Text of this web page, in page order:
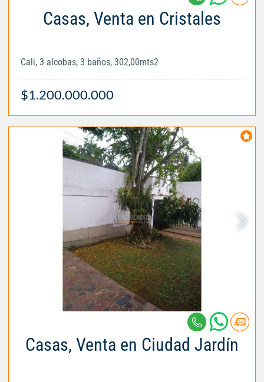
Casas, Venta en Cristales
Cali, 3 alcobas, 3 baños, 302,00mts2
$1.200.000.000
Casas, Venta en Ciudad Jardín